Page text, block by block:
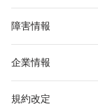
障害情報
企業情報
規約改定